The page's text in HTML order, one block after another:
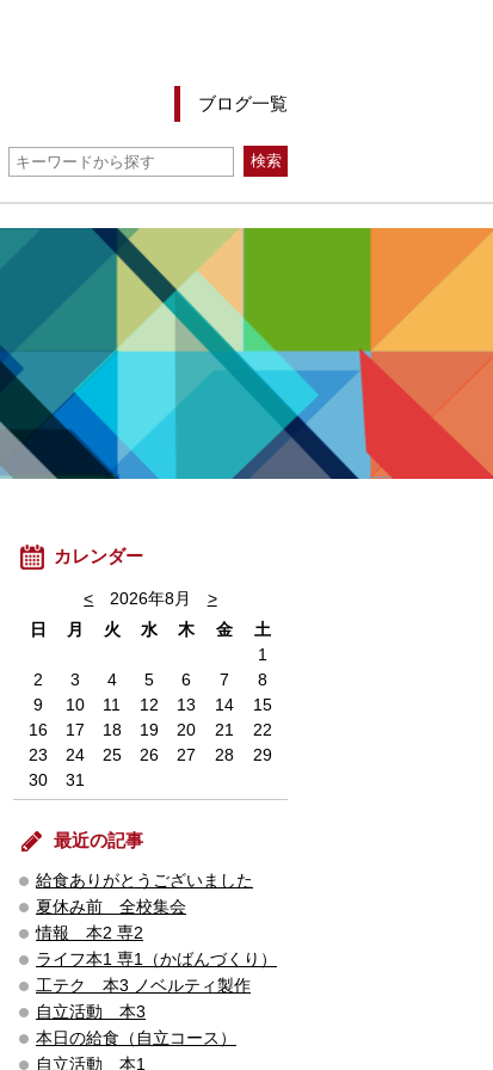
ブログ一覧
カレンダー
< 2026年8月
>
日
月 火 水 木 金
土
1
2
3 4 5 6 7
8
9
10 11 12 13 14
15
16
17 18 19 20 21
22
23
24 25 26 27 28
29
30
31
最近の記事
給食ありがとうございました
夏休み前 全校集会
情報 本2 専2
ライフ本1 専1（かばんづくり）
工テク 本3 ノベルティ製作
自立活動 本3
本日の給食（自立コース）
自立活動 本1